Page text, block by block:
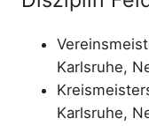
Karlsruhe,
Karlsruhe,